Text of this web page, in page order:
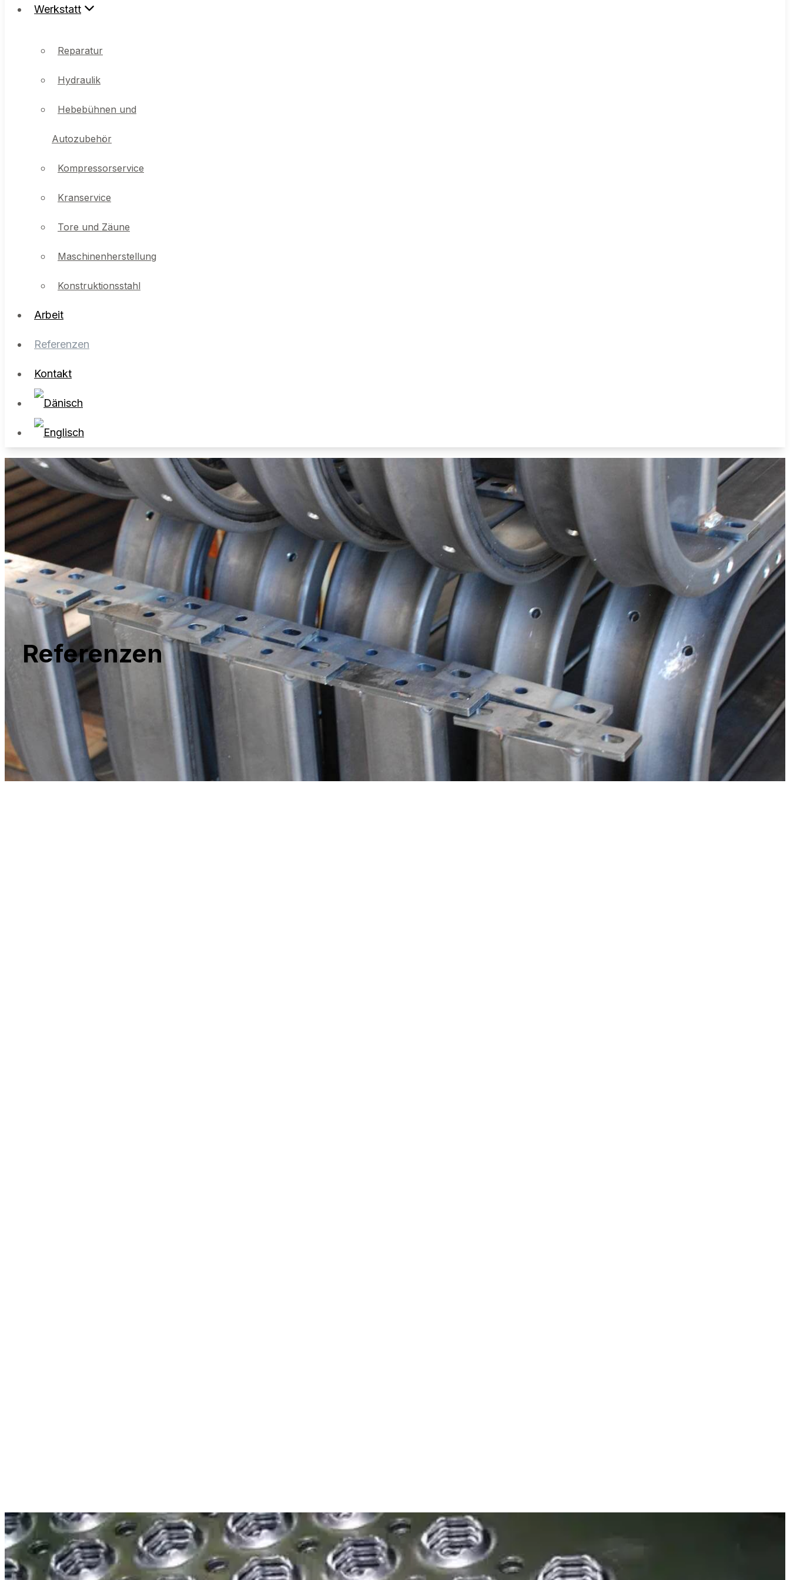
Hydraulik
Hebebühnen und
Autozubehör
Kompressorservice
Kranservice
Tore und Zäune
Maschinenherstellung
Konstruktionsstahl
Arbeit
Referenzen
Werkstatt
Reparatur
Hydraulik
Hebebühnen und
Autozubehör
Kompressorservice
Kranservice
Tore und Zäune
Maschinenherstellung
Konstruktionsstahl
Arbeit
Referenzen
Kontakt
Referenzen